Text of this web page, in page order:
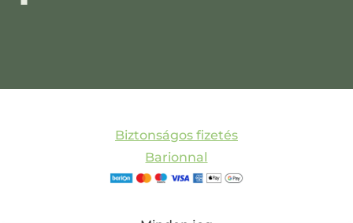
Biztonságos fizetés
Barionnal